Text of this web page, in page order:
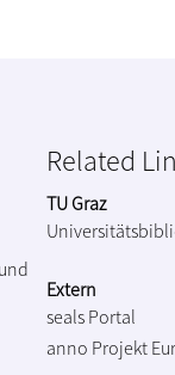
Related
TU Graz
Extern
seals Portal
anno Projekt